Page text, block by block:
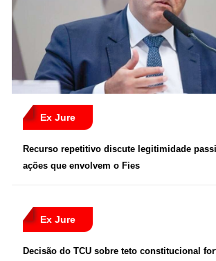
Ex Jure
Recurso repetitivo discute legitimidade
ações que envolvem o Fies
Ex Jure
Decisão do TCU sobre teto constitucional